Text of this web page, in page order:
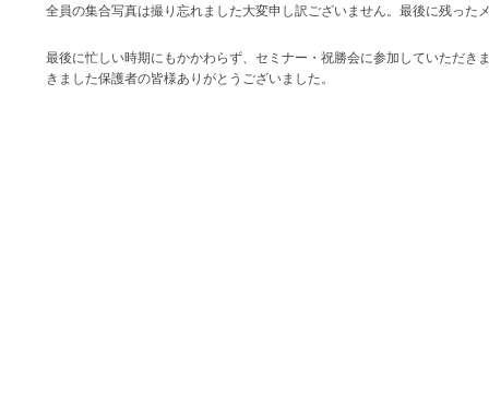
全員の集合写真は撮り忘れました大変申し訳ございません。最後に残った
最後に忙しい時期にもかかわらず、セミナー・祝勝会に参加していただき
きました保護者の皆様ありがとうございました。